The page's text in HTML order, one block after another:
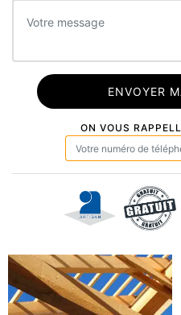
ON VOUS